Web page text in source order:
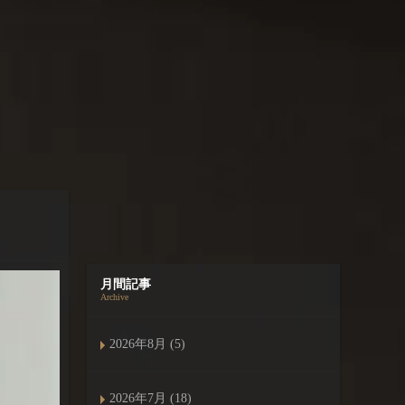
月間記事
Archive
2026年8月 (5)
2026年7月 (18)